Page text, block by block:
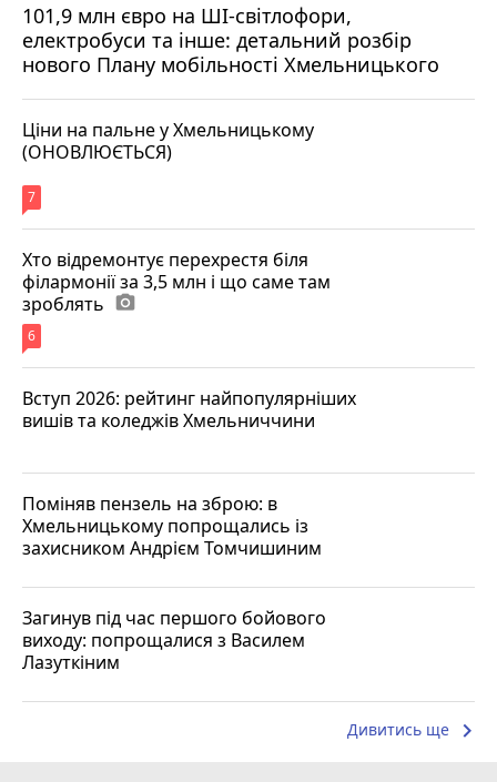
101,9 млн євро на ШІ-світлофори,
електробуси та інше: детальний розбір
нового Плану мобільності Хмельницького
Ціни на пальне у Хмельницькому
(ОНОВЛЮЄТЬСЯ)
7
Хто відремонтує перехрестя біля
філармонії за 3,5 млн і що саме там
зроблять photo_camera
6
Вступ 2026: рейтинг найпопулярніших
вишів та коледжів Хмельниччини
Поміняв пензель на зброю: в
Хмельницькому попрощались із
захисником Андрієм Томчишиним
Загинув під час першого бойового
виходу: попрощалися з Василем
Лазуткіним
Дивитись ще keyboard_arrow_right